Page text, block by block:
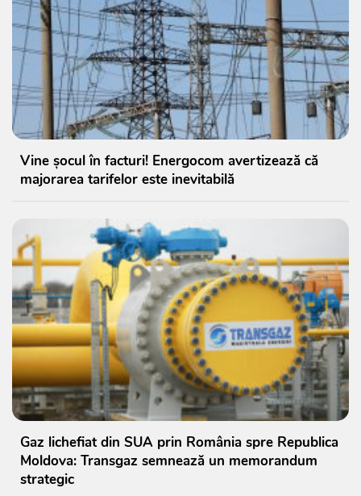
Vine șocul în facturi! Energocom avertizează că
majorarea tarifelor este inevitabilă
Gaz lichefiat din SUA prin România spre Republica
Moldova: Transgaz semnează un memorandum
strategic